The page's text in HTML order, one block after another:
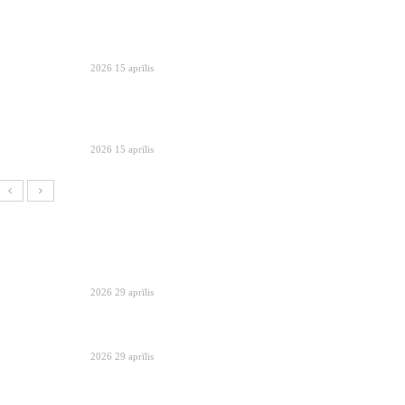
2026 15 aprīlis
2026 15 aprīlis
2026 29 aprīlis
2026 29 aprīlis